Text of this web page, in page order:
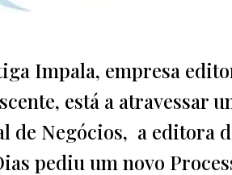
Impala, empresa
está a atravessar
de Negócios, a editora
pediu um novo